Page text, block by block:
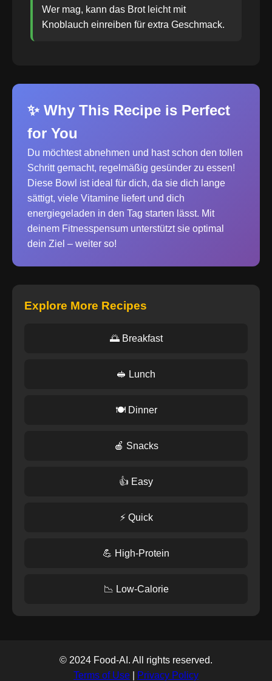
Wer mag, kann das Brot leicht mit
Knoblauch einreiben für extra Geschmack.
✨ Why This Recipe is Perfect
for You
Du möchtest abnehmen und hast schon den tollen
Schritt gemacht, regelmäßig gesünder zu essen!
Diese Bowl ist ideal für dich, da sie dich lange
sättigt, viele Vitamine liefert und dich
energiegeladen in den Tag starten lässt. Mit
deinem Fitnesspensum unterstützt sie optimal
dein Ziel – weiter so!
Explore More Recipes
🌅 Breakfast
🥪 Lunch
🍽️ Dinner
🍎 Snacks
👍 Easy
⚡ Quick
💪 High-Protein
📉 Low-Calorie
© 2024 Food-AI. All rights reserved.
Terms of Use
Privacy Policy